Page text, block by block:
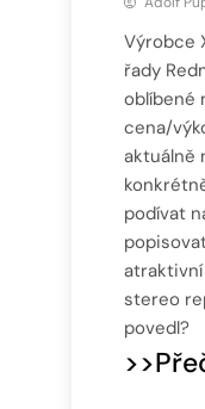
Výrobce
řady
oblíbené
cena/
aktuálně
podívat
atraktivní
stereo
povedl?